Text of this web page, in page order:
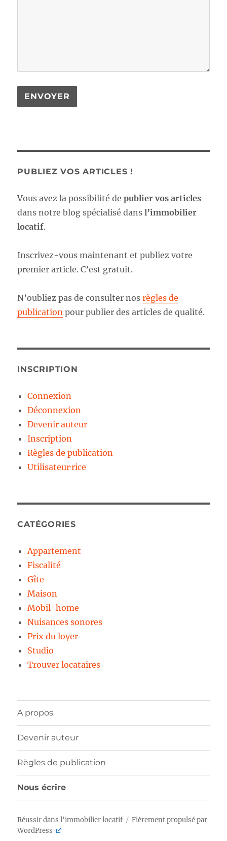
PUBLIEZ VOS ARTICLES !
Vous avez la possibilité depublier vos articles
dans notre blog spécialisé dansl’immobilier
locatif.
Inscrivez-vous maintenant et publiez votre
premier article. C’est gratuit.
N’oubliez pas de consulter nosrègles de
publication pour publier des articles de qualité.
INSCRIPTION
Connexion
Déconnexion
Devenir auteur
Inscription
Règles de publication
Utilisateur·rice
CATÉGORIES
Appartement
Fiscalité
Gîte
Maison
Mobil-home
Nuisances sonores
Prix du loyer
Studio
Trouver locataires
A propos
Devenir auteur
Règles de publication
Nous écrire
Réussir dans l'immobilier locatif
Fièrement propulsé par
WordPress